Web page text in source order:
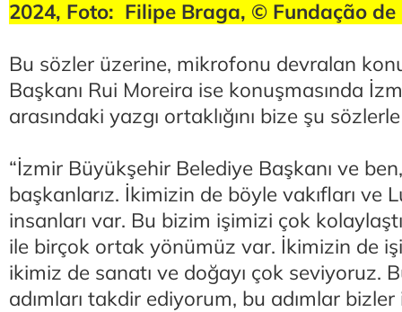
2024, Foto: Filipe Braga, © Fundação de
Bu sözler üzerine, mikrofonu devralan
Başkanı Rui Moreira ise konuşmasında
arasındaki yazgı ortaklığını bize şu
“İzmir Büyükşehir Belediye Başkanı ve
başkanlarız. İkimizin de böyle vakıfları ve
insanları var. Bu bizim işimizi çok
ile birçok ortak yönümüz var. İkimizin de
ikimiz de sanatı ve doğayı çok seviyoruz.
adımları takdir ediyorum, bu adımlar